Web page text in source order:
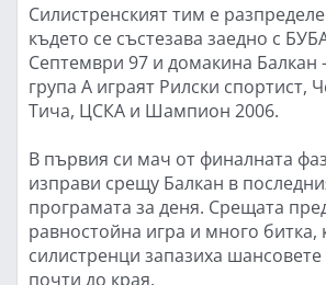
Силистренският тим е
където се състезава заедно с
Септември 97 и домакина Балкан
група А играят Рилски спортист,
Тича, ЦСКА и Шампион 2006.
В първия си мач от финалната
изправи срещу Балкан в
програмата за деня. Срещата
равностойна игра и много битка,
силистренци запазиха шансовете
почти до края.